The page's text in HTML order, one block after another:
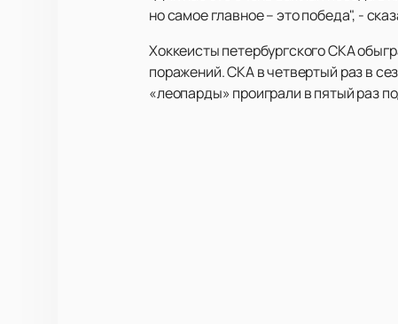
но самое главное – это победа", -
Хоккеисты петербургского СКА
поражений. СКА в четвертый раз в
«леопарды» проиграли в пятый раз